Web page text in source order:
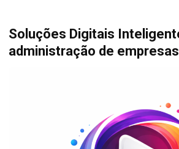
Soluções Digitais
administração de